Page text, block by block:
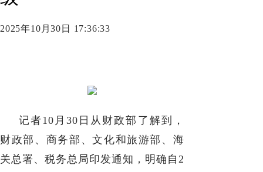
2025年10月30日17:36:33
记者10月30日从财政部了解到，
财政部、商务部、文化和旅游部、海
关总署、税务总局印发通知，明确自2